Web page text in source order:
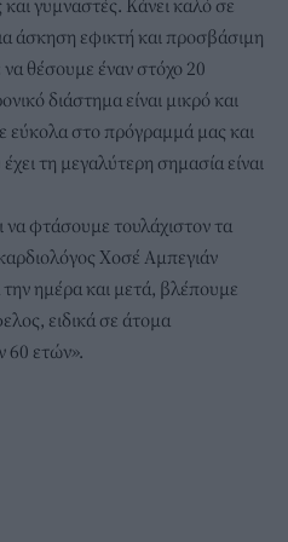
γυμναστές. Κάνει καλό σε
άσκηση εφικτή και προσβάσιμη
θέσουμε έναν στόχο 20
διάστημα είναι μικρό και
εύκολα στο πρόγραμμά μας και
τη μεγαλύτερη σημασία είναι
να φτάσουμε τουλάχιστον τα
Χοσέ Αμπεγιάν
ημέρα και μετά, βλέπουμε
ειδικά σε άτομα
60 ετών».